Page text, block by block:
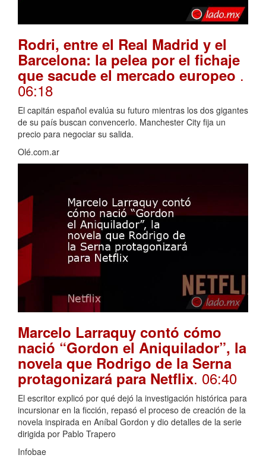
Rodri, entre el Real Madrid y el
Barcelona: la pelea por el fichaje
que sacude el mercado europeo .
06:18
El capitán español evalúa su futuro mientras los dos gigantes
de su país buscan convencerlo. Manchester City fija un
precio para negociar su salida.
Olé.com.ar
Marcelo Larraquy contó cómo
nació “Gordon el Aniquilador”, la
novela que Rodrigo de la Serna
protagonizará para Netflix. 06:40
El escritor explicó por qué dejó la investigación histórica para
incursionar en la ficción, repasó el proceso de creación de la
novela inspirada en Aníbal Gordon y dio detalles de la serie
dirigida por Pablo Trapero
Infobae